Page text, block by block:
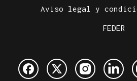
Aviso legal y
FEDER